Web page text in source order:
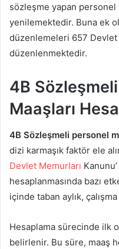
sözleşme yapan
yenilemektedir. Buna ek
düzenlemeleri 657 Devlet
düzenlenmektedir.
4B
Maaşları
4B Sözleşmeli personel
dizi karmaşık faktör ele
Devlet Memurları
hesaplanmasında bazı
içinde taban aylık,
Hesaplama sürecinde ilk
belirlenir. Bu süre, maaş